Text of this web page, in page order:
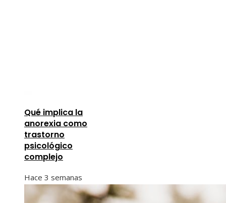
Qué implica la
anorexia como
trastorno
psicológico
complejo
Hace 3 semanas